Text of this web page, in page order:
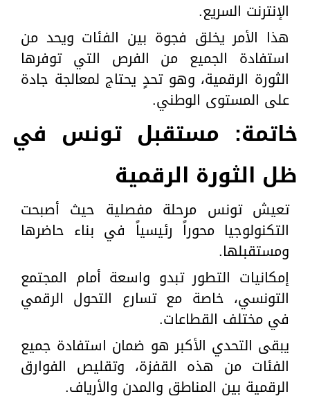
الإنترنت السريع.
هذا الأمر يخلق فجوة بين الفئات ويحد من
استفادة الجميع من الفرص التي توفرها
الثورة الرقمية، وهو تحدٍ يحتاج لمعالجة جادة
على المستوى الوطني.
خاتمة: مستقبل تونس في
ظل الثورة الرقمية
تعيش تونس مرحلة مفصلية حيث أصبحت
التكنولوجيا محوراً رئيسياً في بناء حاضرها
ومستقبلها.
إمكانيات التطور تبدو واسعة أمام المجتمع
التونسي، خاصة مع تسارع التحول الرقمي
في مختلف القطاعات.
يبقى التحدي الأكبر هو ضمان استفادة جميع
الفئات من هذه القفزة، وتقليص الفوارق
الرقمية بين المناطق والمدن والأرياف.